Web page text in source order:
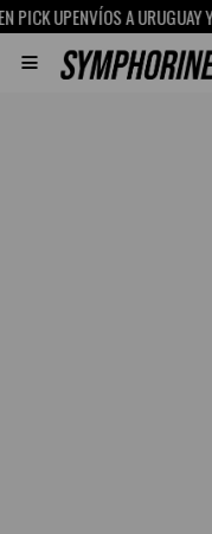
UPENVÍOS A URUGUAY Y EL
